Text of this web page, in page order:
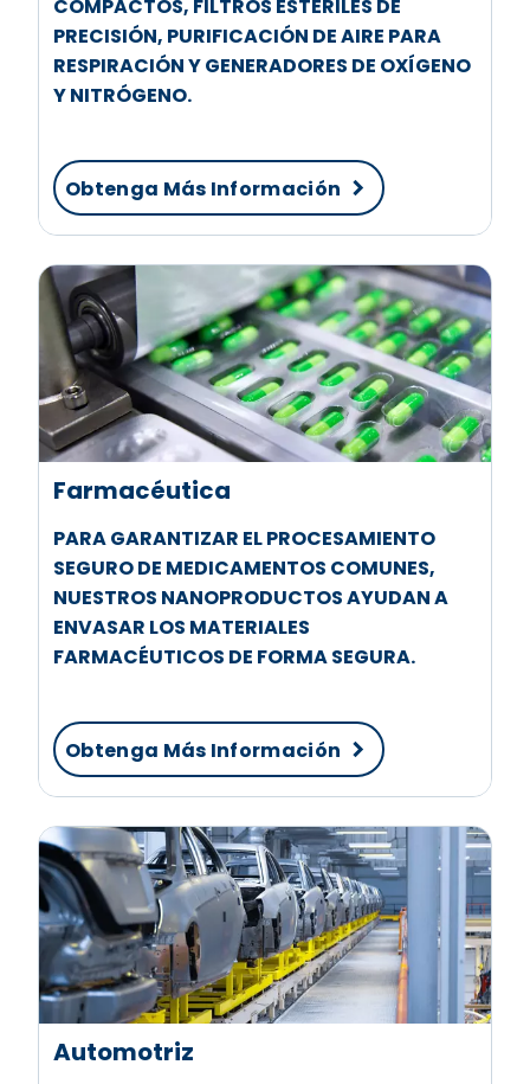
COMPACTOS, FILTROS ESTÉRILES DE
PRECISIÓN, PURIFICACIÓN DE AIRE PARA
RESPIRACIÓN Y GENERADORES DE OXÍGENO
Y NITRÓGENO.
Obtenga Más Información
Farmacéutica
PARA GARANTIZAR EL PROCESAMIENTO
SEGURO DE MEDICAMENTOS COMUNES,
NUESTROS NANOPRODUCTOS AYUDAN A
ENVASAR LOS MATERIALES
FARMACÉUTICOS DE FORMA SEGURA.
Obtenga Más Información
Automotriz